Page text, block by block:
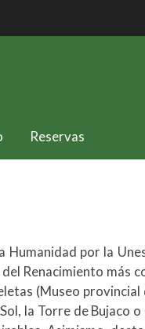
Reservas
Humanidad por la
Renacimiento más
(Museo provincial
la Torre de Bujaco o